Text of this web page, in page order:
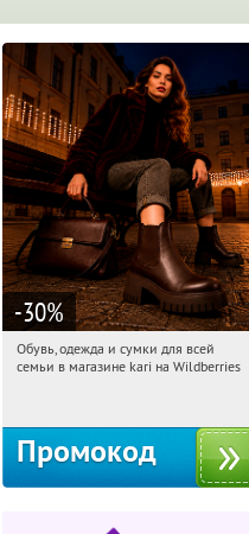
-30%
00:44:53 Получили:
Обувь, одежда и сумки для всей
семьи в магазине kari на Wildberries
Промокод